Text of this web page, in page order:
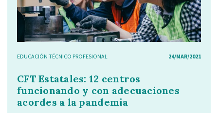
EDUCACIÓN TÉCNICO PROFESIONAL 24/MAR/2021
CFT Estatales: 12 centros
funcionando y con adecuaciones
acordes a la pandemia